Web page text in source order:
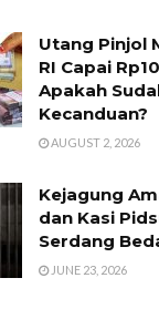
Utang Pinjol
RI Capai
Apakah
Kecanduan?
AUGUST 2, 2026
Kejagung
dan Kasi
Serdang
JUNE 23, 2026